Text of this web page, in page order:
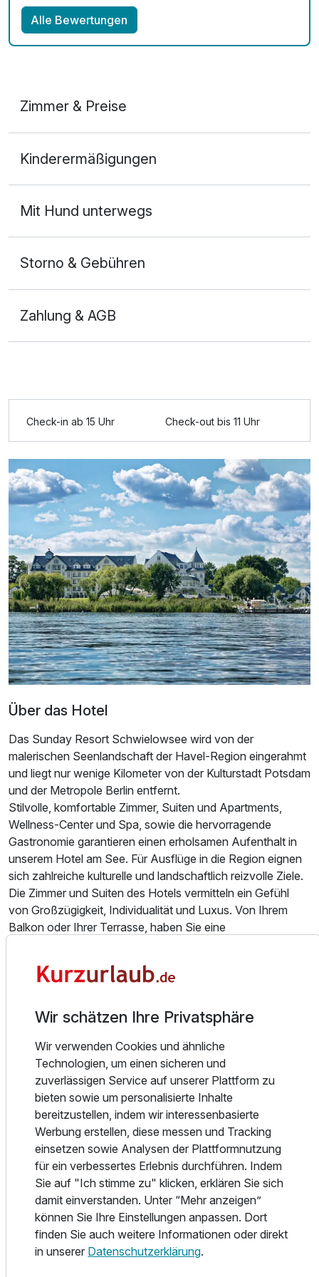
Alle Bewertungen
Zimmer & Preise
2 Erwachsene und 1 Kind
p.P. ab814,00 €
Doppelzimmer Standard
2 Erwachsene
Ausstattung
Für 8 Tage p.P. ab744,00 €
Doppelzimmer Superior
2 Erwachsene und 1 Kind
Ausstattung
Für 8 Tage p.P. ab779,00 €
Kinderermäßigungen
Mit Hund unterwegs
Storno & Gebühren
Zahlung & AGB
Check-in ab 15 Uhr Check-out bis 11 Uhr
Über das Hotel
Das Sunday Resort Schwielowsee wird von der
malerischen Seenlandschaft der Havel-Region eingerahmt
und liegt nur wenige Kilometer von der Kulturstadt Potsdam
und der Metropole Berlin entfernt.
Stilvolle, komfortable Zimmer, Suiten und Apartments,
Wellness-Center und Spa, sowie die hervorragende
Gastronomie garantieren einen erholsamen Aufenthalt in
unserem Hotel am See. Für Ausflüge in die Region eignen
sich zahlreiche kulturelle und landschaftlich reizvolle Ziele.
Die Zimmer und Suiten des Hotels vermitteln ein Gefühl
von Großzügigkeit, Individualität und Luxus. Von Ihrem
Balkon oder Ihrer Terrasse, haben Sie eine
oder Freundesgruppen und verfügen über ein eigenes Bad
Wohnbereich.
Das Sunday Resort Schwielowsee bietet seinen Gästen
eine köstliche saisonale Küche in verschiedenen
Restaurants: Im Seapoint Restaurant des Resorts
genießen Sie internationale Küche. Das Harbour
Restaurant ist die perfekte Szenerie für die Kreationen aus
der offenen Küche des Chefs. Bar Havanna verwöhnt Sie
mit einer Auswahl an Getränken und Cocktails.
Entspannung finden Sie im Spa, das mit einem
umfangreichen Angebot an Einrichtungen wie einer Bio-
Sauna und einer Finnischen Sauna sowie Dampfbad
ausgestattet ist. Entdecken Sie das Angebot an Körper-
und Schönheitsbehandlungen sowie exklusiven
Massagen, die von einem engagierten Spa-Team aus
Wir schätzen Ihre Privatsphäre
Wir verwenden Cookies und ähnliche
Technologien, um einen sicheren und
zuverlässigen Service auf unserer Plattform zu
bieten sowie um personalisierte Inhalte
bereitzustellen, indem wir interessenbasierte
Werbung erstellen, diese messen und Tracking
einsetzen sowie Analysen der Plattformnutzung
für ein verbessertes Erlebnis durchführen. Indem
Sie auf "Ich stimme zu" klicken, erklären Sie sich
damit einverstanden. Unter “Mehr anzeigen”
können Sie Ihre Einstellungen anpassen. Dort
finden Sie auch weitere Informationen oder direkt
in unserer Datenschutzerklärung.